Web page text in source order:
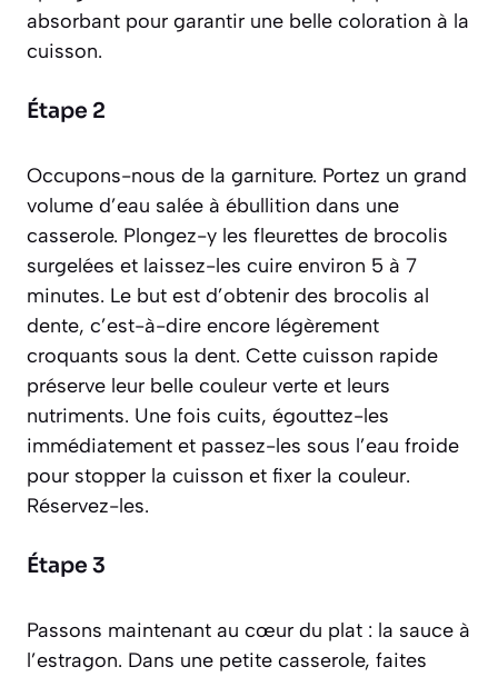
absorbant pour garantir une belle coloration à la
cuisson.
Étape 2
Occupons-nous de la garniture. Portez un grand
volume d’eau salée à ébullition dans une
casserole. Plongez-y les fleurettes de brocolis
surgelées et laissez-les cuire environ 5 à 7
minutes. Le but est d’obtenir des brocolis al
dente, c’est-à-dire encore légèrement
croquants sous la dent. Cette cuisson rapide
préserve leur belle couleur verte et leurs
nutriments. Une fois cuits, égouttez-les
immédiatement et passez-les sous l’eau froide
pour stopper la cuisson et fixer la couleur.
Réservez-les.
Étape 3
Passons maintenant au cœur du plat : la sauce à
l’estragon. Dans une petite casserole, faites